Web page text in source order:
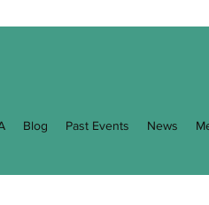
Blog Past Events News